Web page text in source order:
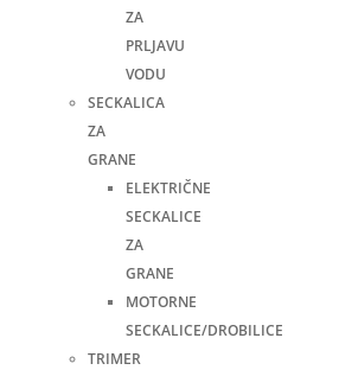
ZA
PRLJAVU
VODU
SECKALICA
ZA
GRANE
ELEKTRIČNE
SECKALICE
ZA
GRANE
MOTORNE
SECKALICE/DROBILICE
TRIMER